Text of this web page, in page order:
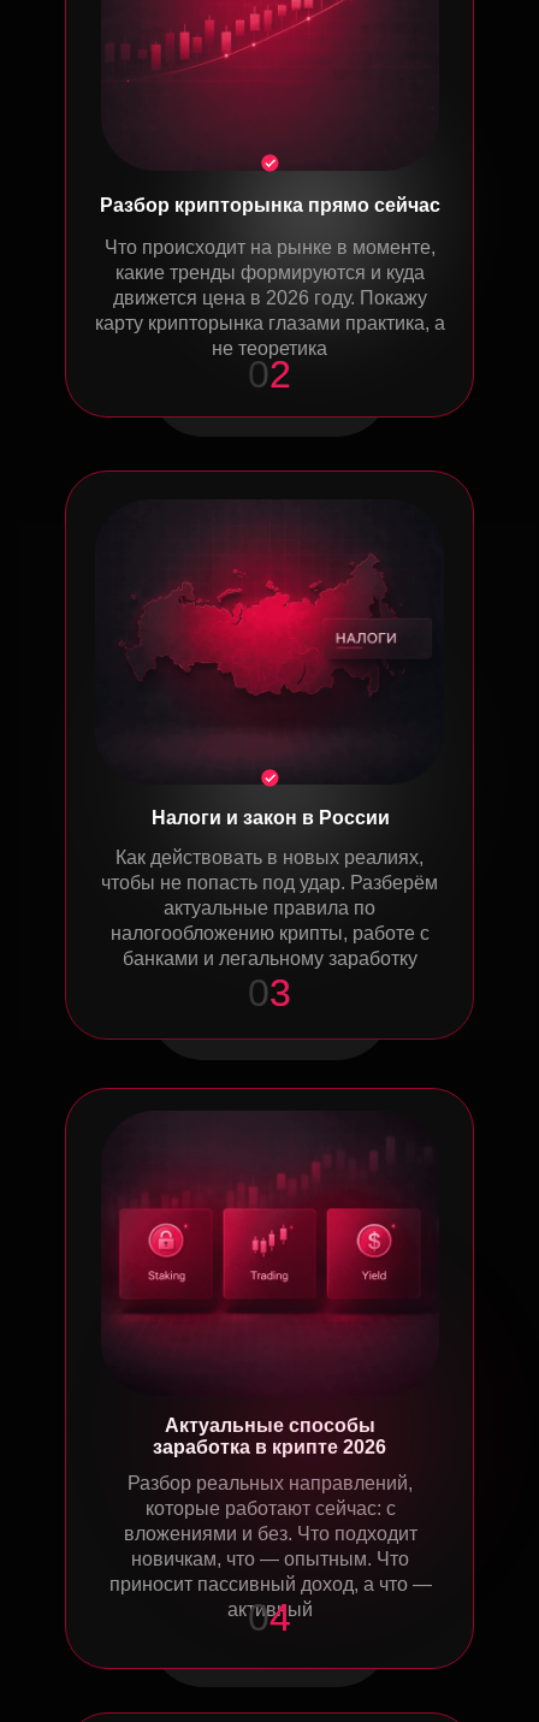
02
Разбор крипторынка прямо сейчас
Что происходит на рынке в моменте,
какие тренды формируются и куда
движется цена в 2026 году. Покажу
карту крипторынка глазами практика, а
не теоретика
Разбор реальных направлений,
которые работают сейчас: с
вложениями и без. Что подходит
новичкам, что — опытным. Что
приносит пассивный доход, а что —
активный
Актуальные способы
заработка в крипте 2026
04
Налоги и закон в России
Как действовать в новых реалиях,
чтобы не попасть под удар. Разберём
актуальные правила по
налогообложению крипты, работе с
банками и легальному заработку
03